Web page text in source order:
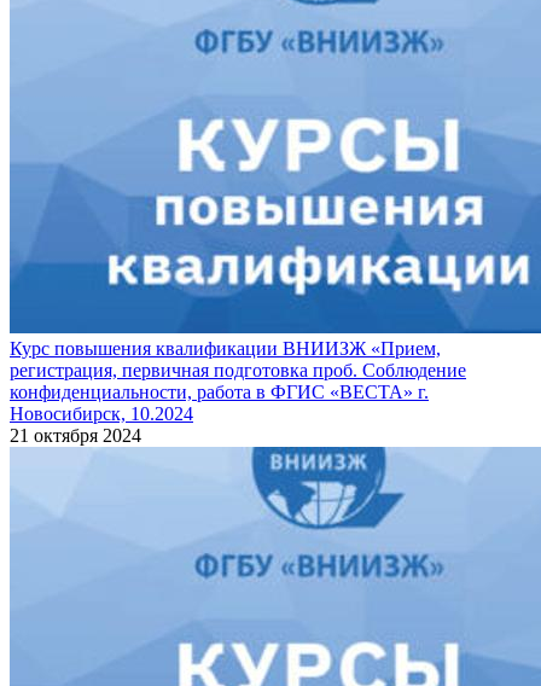
Курс повышения квалификации ВНИИЗЖ «Прием,
регистрация, первичная подготовка проб. Соблюдение
конфиденциальности, работа в ФГИС «ВЕСТА» г.
Новосибирск, 10.2024
21 октября 2024